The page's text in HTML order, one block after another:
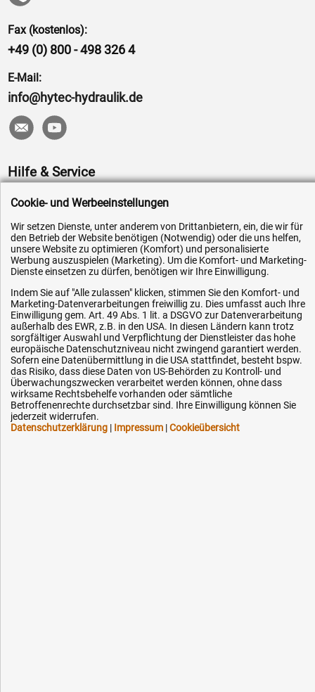
Fax (kostenlos):
+49 (0) 800 - 498 326 4
E-Mail:
info@hytec-hydraulik.de
Hilfe & Service
Versandkosten
Zahlungsarten
Service
AGB / Widerrufsrecht
Impressum
Karriere
OEM-Ersatzteile
Technik-Hilfe
Downloads
Kontakt
Cookie- und Werbeeinstellungen
Wir setzen Dienste, unter anderem von Drittanbietern, ein, die wir für
den Betrieb der Website benötigen (Notwendig) oder die uns helfen,
unsere Website zu optimieren (Komfort) und personalisierte
Werbung auszuspielen (Marketing). Um die Komfort- und Marketing-
Dienste einsetzen zu dürfen, benötigen wir Ihre Einwilligung.
Indem Sie auf "Alle zulassen" klicken, stimmen Sie den Komfort- und
Marketing-Datenverarbeitungen freiwillig zu. Dies umfasst auch Ihre
Einwilligung gem. Art. 49 Abs. 1 lit. a DSGVO zur Datenverarbeitung
außerhalb des EWR, z.B. in den USA. In diesen Ländern kann trotz
sorgfältiger Auswahl und Verpflichtung der Dienstleister das hohe
europäische Datenschutzniveau nicht zwingend garantiert werden.
Sofern eine Datenübermittlung in die USA stattfindet, besteht bspw.
das Risiko, dass diese Daten von US-Behörden zu Kontroll- und
Überwachungszwecken verarbeitet werden können, ohne dass
wirksame Rechtsbehelfe vorhanden oder sämtliche
Betroffenenrechte durchsetzbar sind. Ihre Einwilligung können Sie
jederzeit widerrufen.
Datenschutzerklärung | Impressum |Cookieübersicht